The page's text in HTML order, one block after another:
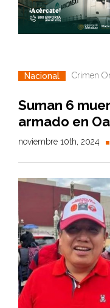
Nacional Crimen
Suman 6
armado en
noviembre 10th, 2024